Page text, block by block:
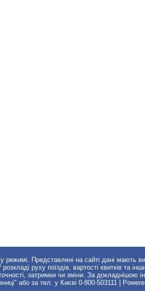
Представлені на сайті дані мають
руху поїздів, вартості квитків та
затримки чи зміни. За докладнішою
або за тел. у Києві 0-800-503111 |